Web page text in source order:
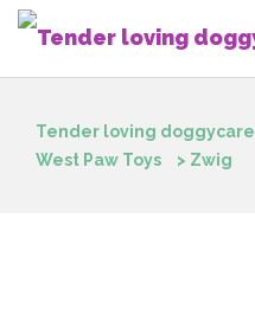
Tender loving doggycare
West Paw Toys
> Zwig